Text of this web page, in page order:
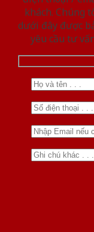
khách. Chúng
dưới đây được
yêu cầu tư